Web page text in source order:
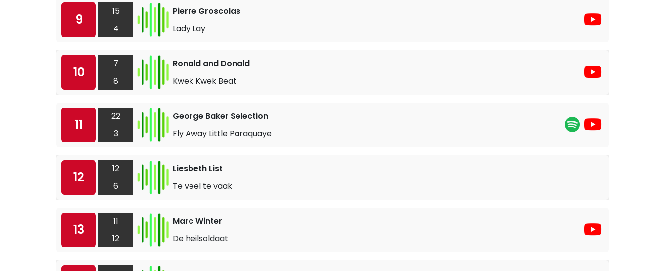
9
15
4
Pierre Groscolas
Lady Lay
10
7
8
Ronald and Donald
Kwek Kwek Beat
11
22
3
George Baker Selection
Fly Away Little Paraquaye
12
12
6
Liesbeth List
Te veel te vaak
13
11
12
Marc Winter
De heilsoldaat